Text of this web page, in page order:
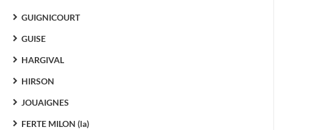
GUIGNICOURT
GUISE
HARGIVAL
HIRSON
JOUAIGNES
FERTE MILON (la)